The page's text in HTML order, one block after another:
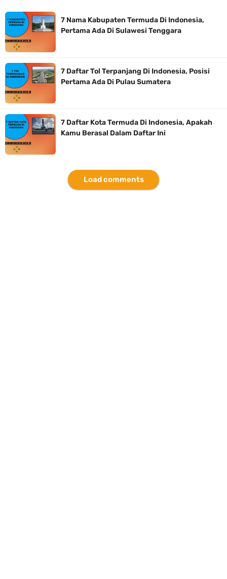
7 Nama Kabupaten Termuda Di Indonesia,
Pertama Ada Di Sulawesi Tenggara
7 Daftar Tol Terpanjang Di Indonesia, Posisi
Pertama Ada Di Pulau Sumatera
7 Daftar Kota Termuda Di Indonesia, Apakah
Kamu Berasal Dalam Daftar Ini
Load comments